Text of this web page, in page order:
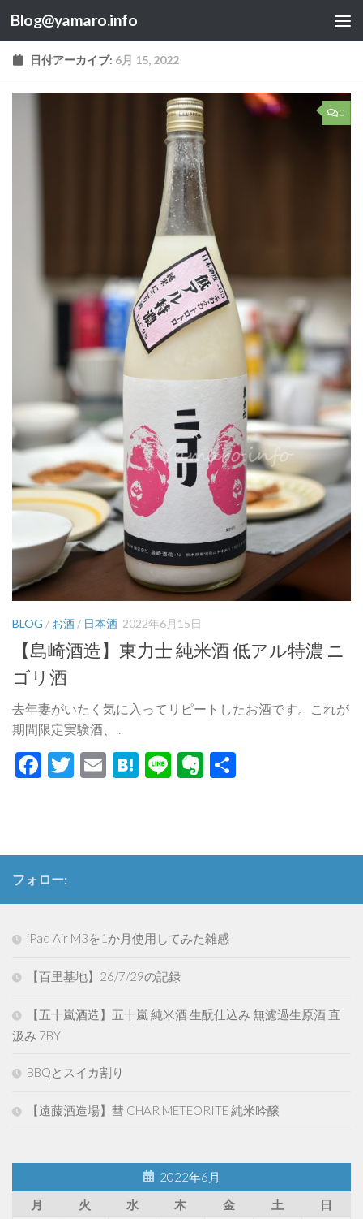
コンテンツへスキップ
Blog@yamaro.info
日付アーカイブ: 6月 15, 2022
0
BLOG / お酒 / 日本酒 2022年6月15日
【島崎酒造】東力士 純米酒 低アル特濃 ニ
ゴリ酒
去年妻がいたく気に入ってリピートしたお酒です。これが
期間限定実験酒、...
Facebook
Twitter
EmailHatena
LineEvernote
フォロー:
iPad Air M3を1か月使用してみた雑感
【百里基地】26/7/29の記録
【五十嵐酒造】五十嵐 純米酒 生酛仕込み 無濾過生原酒 直
汲み 7BY
BBQとスイカ割り
【遠藤酒造場】彗 CHAR METEORITE 純米吟醸
2022年6月
月
火 水 木 金 土
日